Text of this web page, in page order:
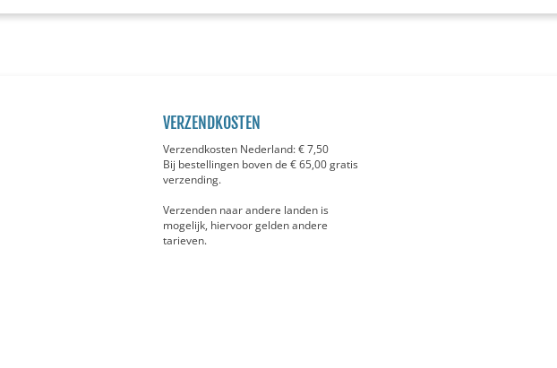
VERZENDKOSTEN
Verzendkosten Nederland: € 7,50
Bij bestellingen boven de € 65,00 gratis
verzending.
Verzenden naar andere landen is
mogelijk, hiervoor gelden andere
tarieven.